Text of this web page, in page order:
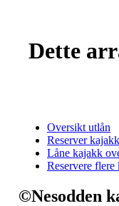
Dette
Oversikt utlån
Reserver kajakk
Låne kajakk
Reservere
©Nesodden